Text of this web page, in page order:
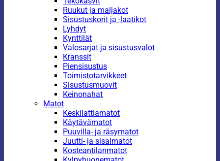
Ruukut ja maljakot
Sisustuskorit ja -laatikot
Lyhdyt
Kynttilät
Valosarjat ja sisustusvalot
Kranssit
Piensisustus
Toimistotarvikkeet
Sisustusmuovit
Keinonahat
Matot
Keskilattiamatot
Käytävämatot
Puuvilla- ja räsymatot
Juutti- ja sisalmatot
Kosteantilanmatot